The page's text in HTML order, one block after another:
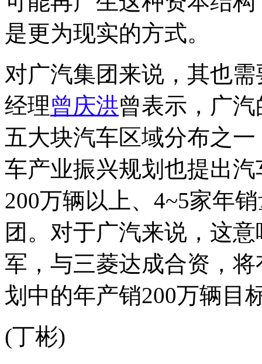
是更为现实的方式。
对广汽集团来说，其也
经理曾庆洪曾表示，广
五大块汽车区域分布之
车产业振兴规划也提出
200万辆以上、4~5家年
团。对于广汽来说，这
军，与三菱达成合资，
划中的年产销200万辆目
(丁彬)